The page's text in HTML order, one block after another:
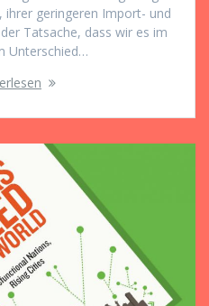
ihrer geringeren Import- und
Tatsache, dass wir es im
Unterschied…